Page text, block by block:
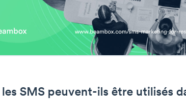
SMS peuvent-ils être utilisés